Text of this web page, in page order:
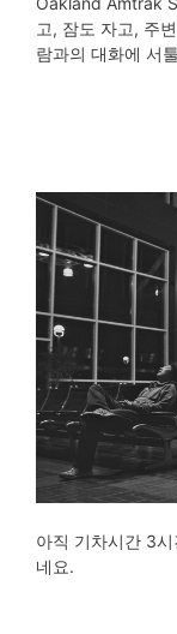
고, 잠도 자고, 주
람과의 대화에 서
아직 기차시간 3
네요.